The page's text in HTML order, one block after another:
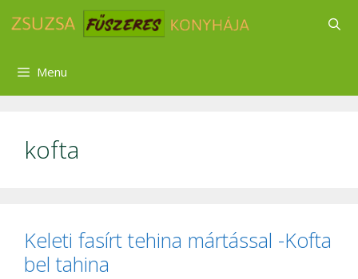
Menu
kofta
Keleti fasírt tehina mártással -Kofta
bel tahina